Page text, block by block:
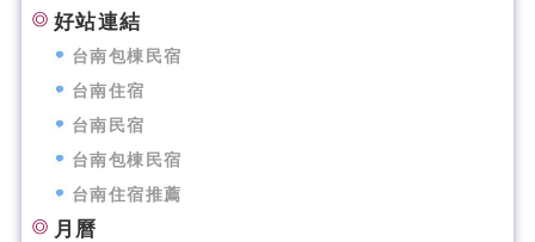
好站連結
台南包棟民宿
台南住宿
台南民宿
台南包棟民宿
台南住宿推薦
月曆